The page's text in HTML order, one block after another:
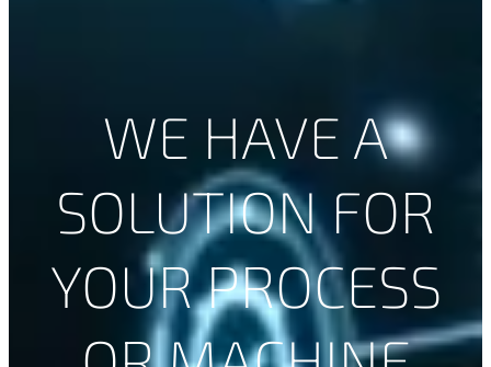
WE HAVE A
SOLUTION FOR
YOUR PROCESS